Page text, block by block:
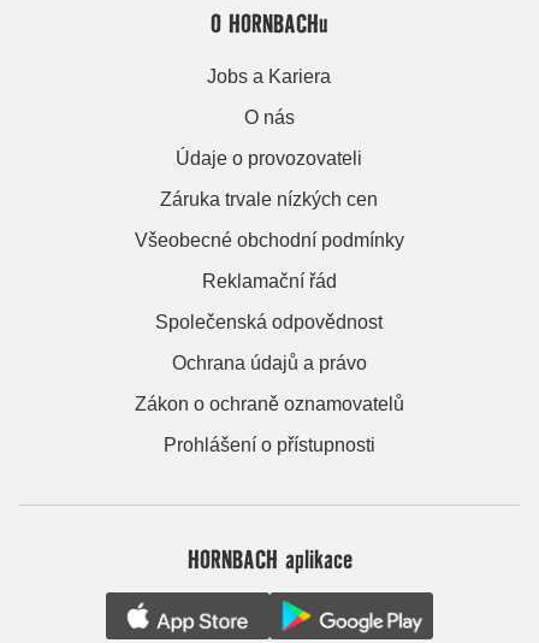
O HORNBACHu
Jobs a Kariera
O nás
Údaje o provozovateli
Záruka trvale nízkých cen
Všeobecné obchodní podmínky
Reklamační řád
Společenská odpovědnost
Ochrana údajů a právo
Zákon o ochraně oznamovatelů
Prohlášení o přístupnosti
HORNBACH aplikace